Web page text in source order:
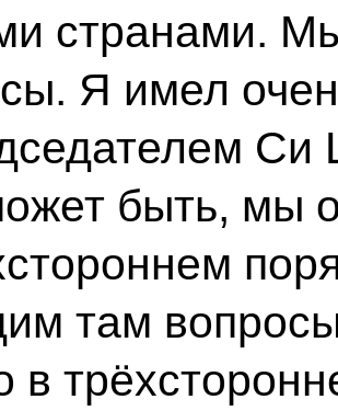
странами.
Я имел
Си
быть, мы
там
в